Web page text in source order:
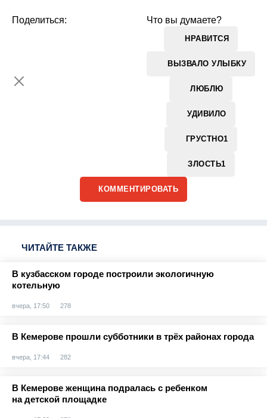
Что вы думаете?
НРАВИТСЯ
ВЫЗВАЛО УЛЫБКУ
ЛЮБЛЮ
УДИВИЛО
ГРУСТНО1
ЗЛОСТЬ1
Поделиться:
КОММЕНТИРОВАТЬ
ЧИТАЙТЕ ТАКЖЕ
В кузбасском городе построили экологичную
котельную
вчера, 17:50 278
В Кемерове прошли субботники в трёх районах города
вчера, 17:44 282
В Кемерове женщина подралась с ребенком
на детской площадке